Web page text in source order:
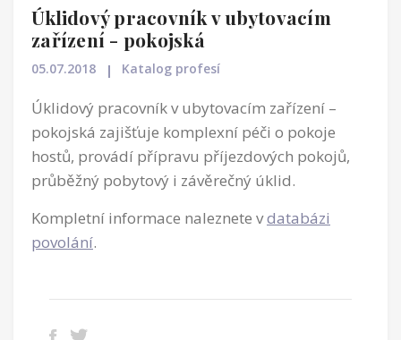
Úklidový pracovník v ubytovacím
zařízení - pokojská
05.07.2018 Katalog profesí
Úklidový pracovník v ubytovacím zařízení –
pokojská zajišťuje komplexní péči o pokoje
hostů, provádí přípravu příjezdových pokojů,
průběžný pobytový i závěrečný úklid.
Kompletní informace naleznete vdatabázi
povolání.